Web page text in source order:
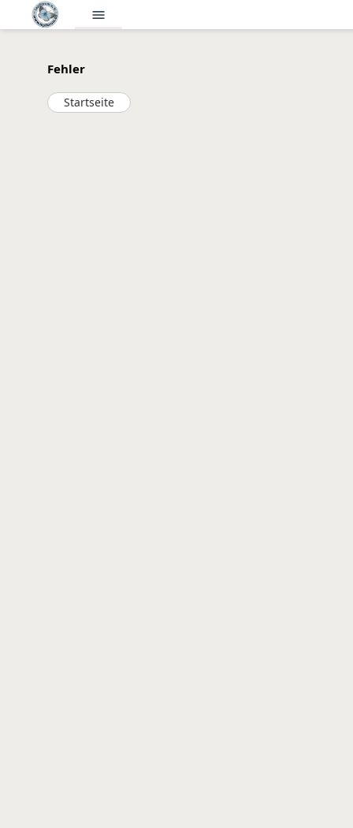
menu
Fehler
Startseite